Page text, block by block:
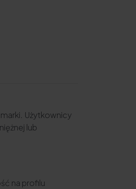
Użytkownicy
lub
na profilu